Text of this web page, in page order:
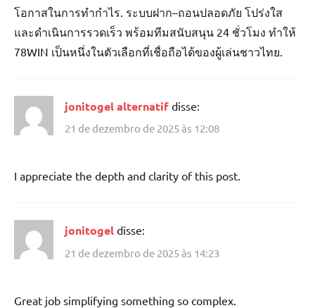
โอกาสในการทำกำไร. ระบบฝาก–ถอนปลอดภัย โปร่งใส
และดำเนินการรวดเร็ว พร้อมทีมสนับสนุน 24 ชั่วโมง ทำให้
78WIN เป็นหนึ่งในตัวเลือกที่เชื่อถือได้ของผู้เล่นชาวไทย.
jonitogel alternatif disse:
21 de dezembro de 2025 às 12:08
I appreciate the depth and clarity of this post.
jonitogel disse:
21 de dezembro de 2025 às 14:23
Great job simplifying something so complex.